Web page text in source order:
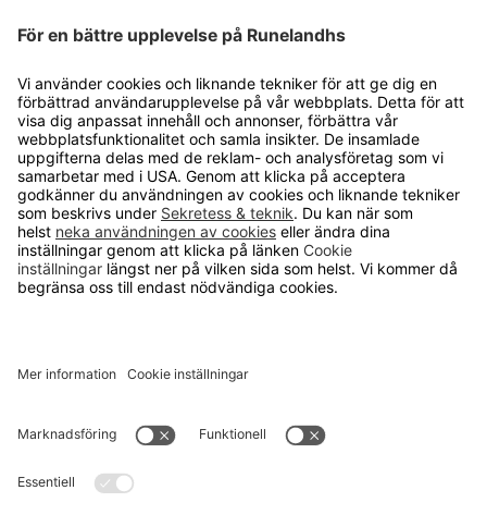
Personuppgiftshantering
Cookie inställningar
OM RUNELANDHS
Om Runelandhs
Köpvillkor
Därför ska du välja oss
Kvalitets- och miljöpolicy
Läsvärt